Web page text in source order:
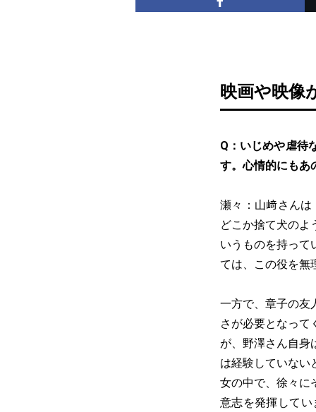
映画や映像
Q：いじめや虐待
す。心情的にもあ
瀬々：山﨑さんは
どこか捨て犬のよ
いうものを持って
ては、この役を無
一方で、章子の友
さが必要となって
が、野澤さん自身
は経験していない
女の中で、徐々に
意志を発揮して